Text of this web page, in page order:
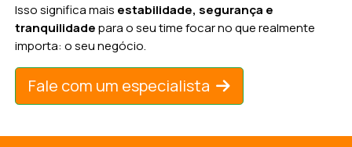
Isso significa mais estabilidade, segurança e
tranquilidadepara o seu time focar no que realmente
importa: o seu negócio.
Fale com um especialista